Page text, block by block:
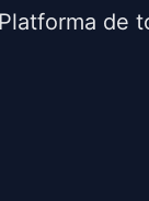
Platforma de